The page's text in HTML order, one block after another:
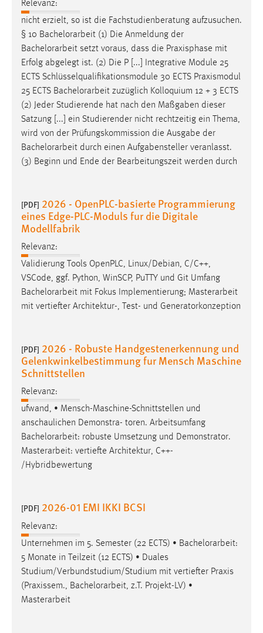
Relevanz:
nicht erzielt, so ist die Fachstudienberatung aufzusuchen.
§ 10 Bachelorarbeit (1) Die Anmeldung der
Bachelorarbeit setzt voraus, dass die Praxisphase mit
Erfolg abgelegt ist. (2) Die P [...] Integrative Module 25
ECTS Schlüsselqualifikationsmodule 30 ECTS Praxismodul
25 ECTS Bachelorarbeit zuzüglich Kolloquium 12 + 3 ECTS
(2) Jeder Studierende hat nach den Maßgaben dieser
Satzung [...] ein Studierender nicht rechtzeitig ein Thema,
wird von der Prüfungskommission die Ausgabe der
Bachelorarbeit durch einen Aufgabensteller veranlasst.
(3) Beginn und Ende der Bearbeitungszeit werden durch
[PDF] 2026 - OpenPLC-basierte Programmierung
eines Edge-PLC-Moduls fur die Digitale
Modellfabrik
Relevanz:
Validierung Tools OpenPLC, Linux/Debian, C/C++,
VSCode, ggf. Python, WinSCP, PuTTY und Git Umfang
Bachelorarbeit mit Fokus Implementierung; Masterarbeit
mit vertiefter Architektur-, Test- und Generatorkonzeption
[PDF] 2026 - Robuste Handgestenerkennung und
Gelenkwinkelbestimmung fur Mensch Maschine
Schnittstellen
Relevanz:
ufwand, • Mensch-Maschine-Schnittstellen und
anschaulichen Demonstra- toren. Arbeitsumfang
Bachelorarbeit: robuste Umsetzung und Demonstrator.
Masterarbeit: vertiefte Architektur, C++-
/Hybridbewertung
[PDF] 2026-01 EMI IKKI BCSI
Relevanz:
Unternehmen im 5. Semester (22 ECTS) • Bachelorarbeit:
5 Monate in Teilzeit (12 ECTS) • Duales
Studium/Verbundstudium/Studium mit vertiefter Praxis
(Praxissem., Bachelorarbeit, z.T. Projekt-LV) •
Masterarbeit
EXTERNE MEDIEN
Um Inhalte von Videoplattformen und Social Media
Plattformen anzeigen zu können, werden von diesen
externen Medien Cookies gesetzt.
YouTube
Vimeo